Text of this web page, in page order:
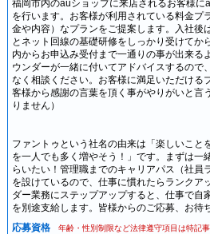
福岡市内のauショップに来店されるお客様に
を行います。お客様が利用されている料金プ
金や内容）なプランをご提案します。入社後
とネット回線の基礎研修をしっかり受けてか
内からお申込み受付まで一通りの事が出来る
ウンダーが一緒に付いてアドバイスするので
なく相談ください。お客様に満足いただける
客様から感謝の言葉を頂く事がやりがいと言
りません）
ファントゥという社名の由来は「楽しいこと
を一人でも多く増やそう！」です。まずは一
らいたい！管理職までのキャリアパス（社
を設けているので、仕事に慣れたらランクア
ダー業務にステップアップすると、仕事で自
を別途支給します。皆様からのご応募、お待
応募資格
年齢・性別制限など法律遵守項目は特記